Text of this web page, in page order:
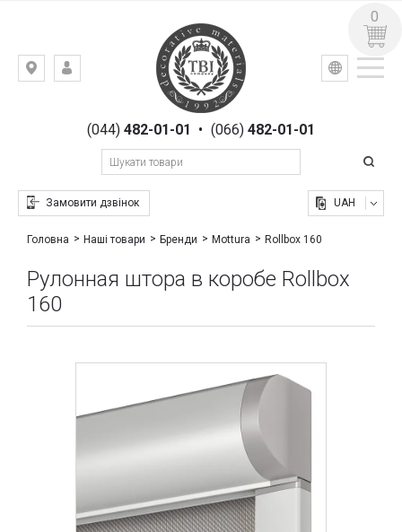
Київ,
Гоголівська,(044)482-01-01 • (066) 482-01-01
Замовити дзвінок
УКР РУС
UAH
0
Головна Наші товари Бренди Mottura Rollbox 160
Рулонная штора в коробе Rollbox
160